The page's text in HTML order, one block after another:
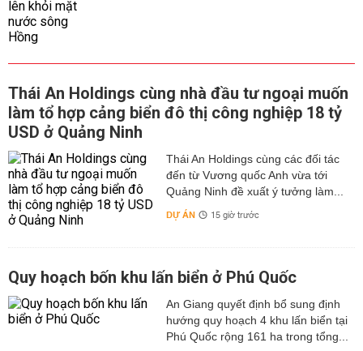
Thái An Holdings cùng nhà đầu tư ngoại muốn
làm tổ hợp cảng biển đô thị công nghiệp 18 tỷ
USD ở Quảng Ninh
Thái An Holdings cùng các đối tác
đến từ Vương quốc Anh vừa tới
Quảng Ninh đề xuất ý tưởng làm...
DỰ ÁN 15 giờ trước
Quy hoạch bốn khu lấn biển ở Phú Quốc
An Giang quyết định bổ sung định
hướng quy hoạch 4 khu lấn biển tại
Phú Quốc rộng 161 ha trong tổng...